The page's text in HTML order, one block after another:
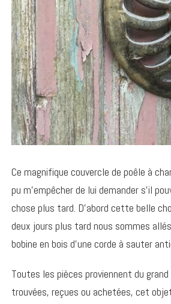
Ce magnifique couvercle de poêle à
pu m’empêcher de lui demander s’il
chose plus tard. D’abord cette belle
deux jours plus tard nous sommes
bobine en bois d’une corde à sauter
Toutes les pièces proviennent du
trouvées, reçues ou achetées, cet